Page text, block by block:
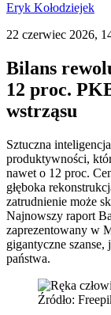
Eryk Kołodziejek
22 czerwiec 2026,
Bilans
12 proc.
wstrząsu
Sztuczna
produktywności,
nawet o 12 proc.
głęboka
zatrudnienie może
Najnowszy raport
zaprezentowany w
gigantyczne
państwa.
Źródło: